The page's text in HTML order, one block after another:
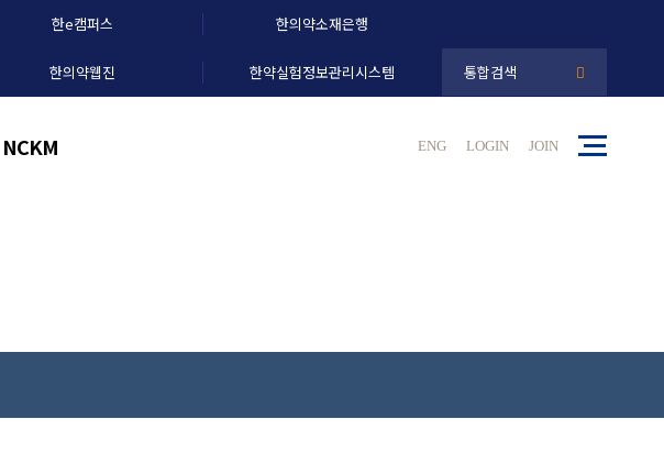
한e캠퍼스 한의약소재은행
한의약웹진 한약실험정보관리시스템 통합검색
NCKM ENG LOGIN JOIN